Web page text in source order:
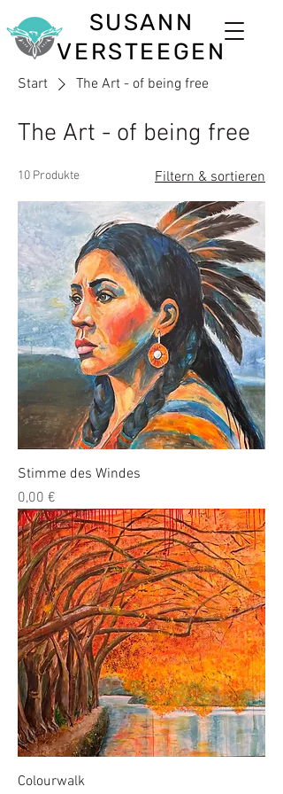
SUSANN
VERSTEEGEN
Start The Art - of being free
The Art - of being free
10 Produkte Filtern & sortieren
Stimme des Windes
Preis
0,00 €
Colourwalk